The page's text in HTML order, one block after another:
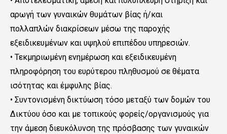
αρωγή των γυναικών θυμάτων βίας ή/και
πολλαπλών διακρίσεων μέσω της παροχής
εξειδικευμένων και υψηλού επιπέδου υπηρεσιών.
• Τεκμηριωμένη ενημέρωση και εξειδικευμένη
πληροφόρηση του ευρύτερου πληθυσμού σε θέματα
ισότητας και έμφυλης βίας.
• Συντονισμένη δικτύωση τόσο μεταξύ των δομών του
Δικτύου όσο και με τοπικούς φορείς/οργανισμούς για
την άμεση διευκόλυνση της πρόσβασης των γυναικών